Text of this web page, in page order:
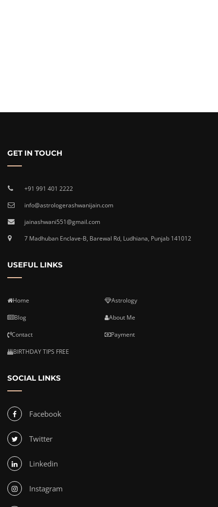
GET IN TOUCH
+91 991 401 2222
info@astrologerashwanijain.com
jainashwani551@gmail.com
7 Madhuban Enclave-B, Barewal Rd, Ludhiana, Punjab 141012
USEFUL LINKS
Home Astrology
Blog About Me
Contact Payment
BIRTHDAY TIPS FREE
SOCIAL LINKS
Facebook
Twitter
Linkedin
Instagram